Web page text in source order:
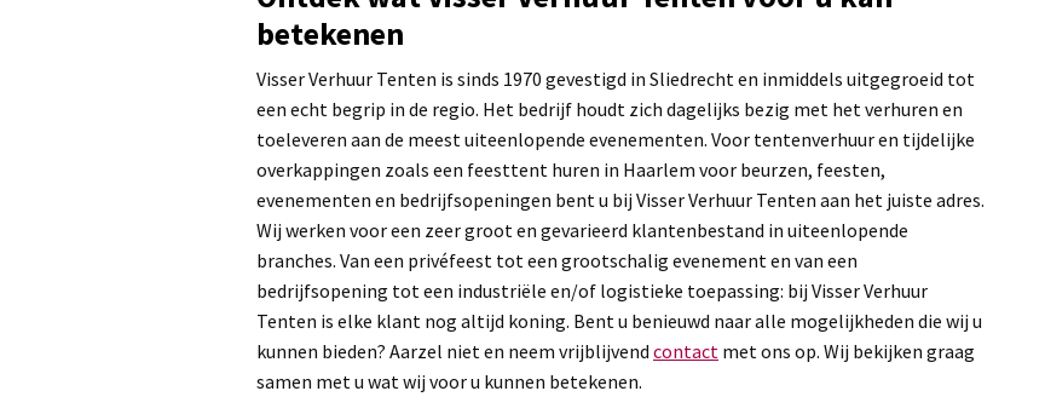
betekenen
Visser Verhuur Tenten is sinds 1970 gevestigd in Sliedrecht en inmiddels uitgegroeid tot
een echt begrip in de regio. Het bedrijf houdt zich dagelijks bezig met het verhuren en
toeleveren aan de meest uiteenlopende evenementen. Voor tentenverhuur en tijdelijke
overkappingen zoals een feesttent huren in Haarlem voor beurzen, feesten,
evenementen en bedrijfsopeningen bent u bij Visser Verhuur Tenten aan het juiste adres.
Wij werken voor een zeer groot en gevarieerd klantenbestand in uiteenlopende
branches. Van een privéfeest tot een grootschalig evenement en van een
bedrijfsopening tot een industriële en/of logistieke toepassing: bij Visser Verhuur
Tenten is elke klant nog altijd koning. Bent u benieuwd naar alle mogelijkheden die wij u
kunnen bieden? Aarzel niet en neem vrijblijvend contact met ons op. Wij bekijken graag
samen met u wat wij voor u kunnen betekenen.